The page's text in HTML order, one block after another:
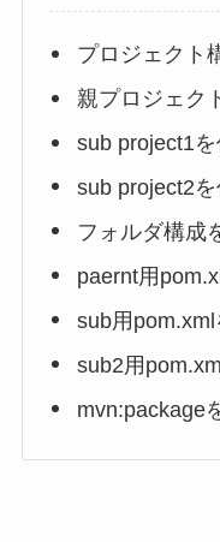
プロジェクト
親プロジェク
sub project1
sub project2
フォルダ構成
paernt用
sub用
sub2用
mvn:package